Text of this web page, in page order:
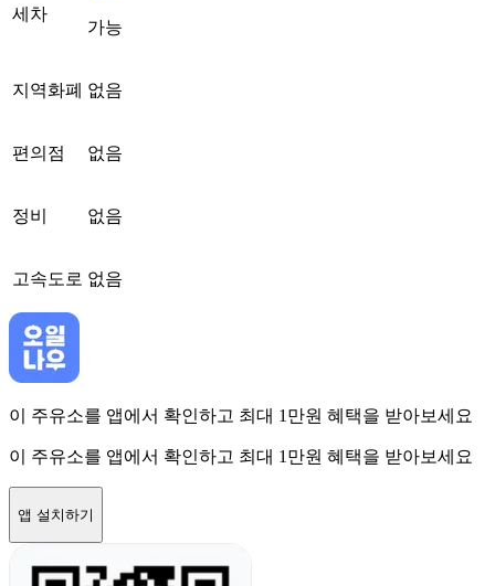
세차
가능
지역화폐 없음
편의점 없음
정비 없음
고속도로 없음
이 주유소를 앱에서 확인하고 최대 1만원 혜택을 받아보세요
이 주유소를 앱에서 확인하고 최대 1만원 혜택을 받아보세요
앱 설치하기